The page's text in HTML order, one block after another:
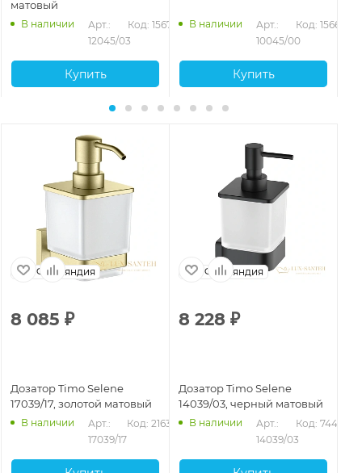
матовый
В наличии
Арт.:
12045/03
Код: 15671
Купить
В наличии
Арт.:
10045/00
Код: 15668
Купить
Финляндия
8 085 ₽
Дозатор Timo Selene
17039/17, золотой матовый
В наличии
Арт.:
17039/17
Код: 21637
Финляндия
8 228 ₽
Дозатор Timo Selene
14039/03, черный матовый
В наличии
Арт.:
14039/03
Код: 74474